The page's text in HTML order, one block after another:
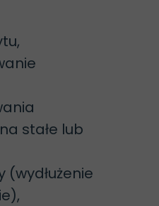
stałe lub
(wydłużenie